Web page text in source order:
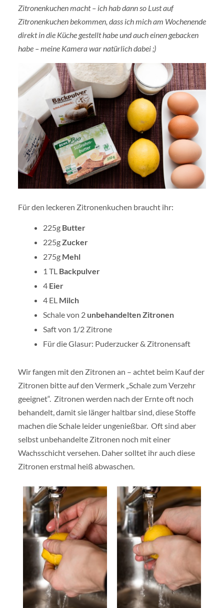
Zitronenkuchen macht – ich hab dann so Lust auf
Zitronenkuchen bekommen, dass ich mich am Wochenende
direkt in die Küche gestellt habe und auch einen gebacken
habe – meine Kamera war natürlich dabei ;)
Für den leckeren Zitronenkuchen braucht ihr:
225g Butter
225gZucker
275g Mehl
1 TL Backpulver
4 Eier
4 EL Milch
Schale von 2 unbehandelten Zitronen
Saft von 1/2 Zitrone
Für die Glasur: Puderzucker & Zitronensaft
Wir fangen mit den Zitronen an – achtet beim Kauf der
Zitronen bitte auf den Vermerk „Schale zum Verzehr
geeignet“. Zitronen werden nach der Ernte oft noch
behandelt, damit sie länger haltbar sind, diese Stoffe
machen die Schale leider ungenießbar. Oft sind aber
selbst unbehandelte Zitronen noch mit einer
Wachsschicht versehen. Daher solltet ihr auch diese
Zitronen erstmal heiß abwaschen.